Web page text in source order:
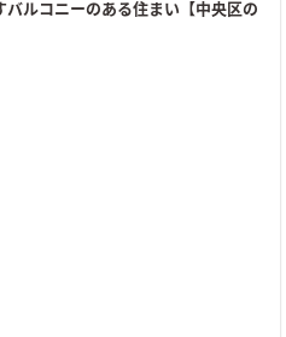
バルコニーのある住まい【中央区の